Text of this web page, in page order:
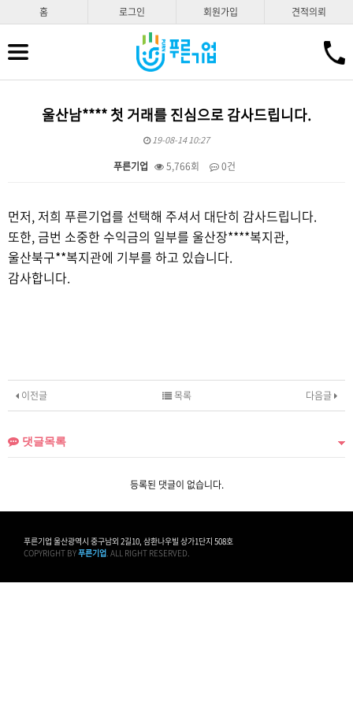
홈 로그인 회원가입 견적의뢰
울산남**** 첫 거래를 진심으로 감사드립니다.
19-08-14 10:27
푸른기업 5,766회 0건
먼저, 저희 푸른기업를 선택해 주셔서 대단히 감사드립니다.
또한, 금번 소중한 수익금의 일부를 울산장****복지관,
울산북구**복지관에 기부를 하고 있습니다.
감사합니다.
이전글 다음글
목록
댓글목록
등록된 댓글이 없습니다.
푸른기업 울산광역시 중구남외 2길10, 삼환나우빌 상가1단지 508호
COPYRIGHT BY푸른기업. ALL RIGHT RESERVED.